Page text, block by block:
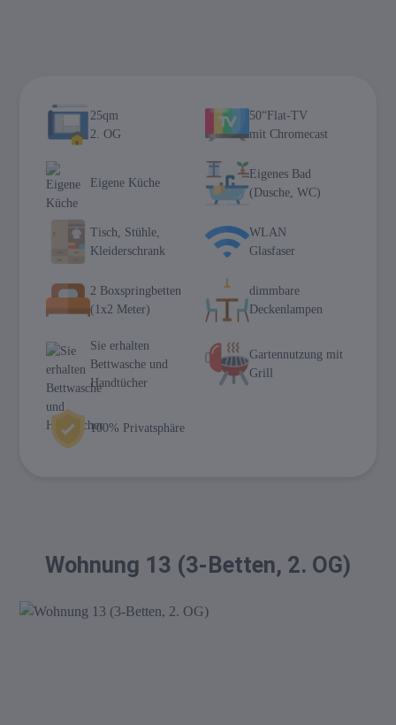
25qm
2. OG
50“Flat-TV
mit Chromecast
Eigene Küche
Eigenes Bad
(Dusche, WC)
Tisch, Stühle,
Kleiderschrank
WLAN
Glasfaser
2 Boxspringbetten
(1x2 Meter)
dimmbare
Deckenlampen
Sie erhalten
Bettwasche und
Handtücher
Gartennutzung mit
Grill
100% Privatsphäre
Wohnung 13 (3-Betten, 2. OG)